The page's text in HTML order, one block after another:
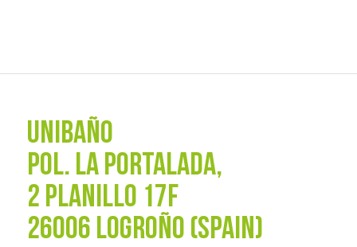
UNIBAÑO
POL. La Portalada,
2 PLANILLO 17F
26006 LOGROÑO (SPAIN)